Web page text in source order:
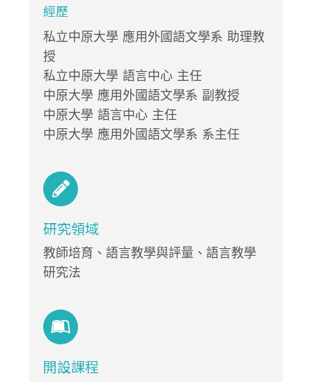
經歷
私立中原大學 應用外國語文學系 助理教
授
私立中原大學 語言中心 主任
中原大學 應用外國語文學系 副教授
中原大學 語言中心 主任
中原大學 應用外國語文學系 系主任
研究領域
教師培育、語言教學與評量、語言教學
研究法
開設課程